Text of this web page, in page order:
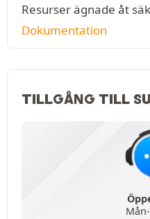
Resurser ägnade åt
Dokumentation
TILLGÅNG TILL